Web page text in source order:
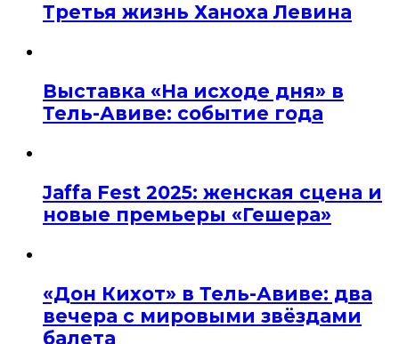
Третья жизнь Ханоха Левина
Выставка «На исходе дня» в
Тель-Авиве: событие года
Jaffa Fest 2025: женская сцена и
новые премьеры «Гешера»
«Дон Кихот» в Тель-Авиве: два
вечера с мировыми звёздами
балета